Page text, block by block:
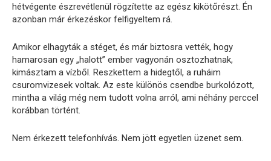
hétvégente észrevétlenül rögzítette az egész kikötőrészt. Én
azonban már érkezéskor felfigyeltem rá.
Amikor elhagyták a stéget, és már biztosra vették, hogy
hamarosan egy „halott” ember vagyonán osztozhatnak,
kimásztam a vízből. Reszkettem a hidegtől, a ruháim
csuromvizesek voltak. Az este különös csendbe burkolózott,
mintha a világ még nem tudott volna arról, ami néhány perccel
korábban történt.
Nem érkezett telefonhívás. Nem jött egyetlen üzenet sem.